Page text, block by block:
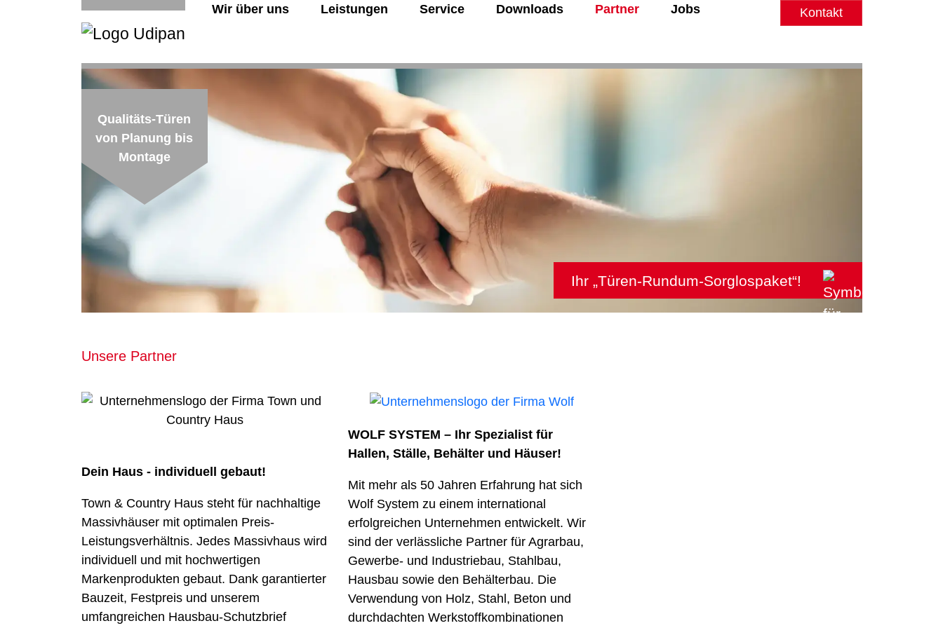
Qualitäts-Türen
von Planung bis
Montage
Wir über uns Leistungen Service Downloads Partner Jobs Kontakt
Ihr „Türen-Rundum-Sorglospaket“!
Unsere Partner
Dein Haus - individuell gebaut!
Town & Country Haus steht für nachhaltige
Massivhäuser mit optimalen Preis-
Leistungsverhältnis. Jedes Massivhaus wird
individuell und mit hochwertigen
Markenprodukten gebaut. Dank garantierter
Bauzeit, Festpreis und unserem
umfangreichen Hausbau-Schutzbrief
WOLF SYSTEM – Ihr Spezialist für
Hallen, Ställe, Behälter und Häuser!
Mit mehr als 50 Jahren Erfahrung hat sich
Wolf System zu einem international
erfolgreichen Unternehmen entwickelt. Wir
sind der verlässliche Partner für Agrarbau,
Gewerbe- und Industriebau, Stahlbau,
Hausbau sowie den Behälterbau. Die
Verwendung von Holz, Stahl, Beton und
durchdachten Werkstoffkombinationen